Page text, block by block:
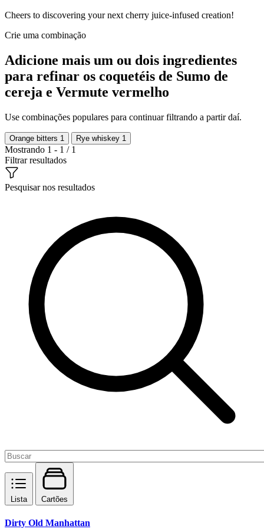
Cheers to discovering your next cherry juice-infused creation!
Crie uma combinação
Adicione mais um ou dois ingredientes
para refinar os coquetéis de Sumo de
cereja e Vermute vermelho
Use combinações populares para continuar filtrando a partir daí.
Orange bitters 1 Rye whiskey 1
Mostrando 1 - 1 / 1
Filtrar resultados
Pesquisar nos resultados
Lista Cartões
Dirty Old Manhattan